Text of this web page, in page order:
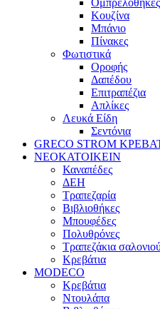
Κουζίνα
Μπάνιο
Πίνακες
Φωτιστικά
Οροφής
Δαπέδου
Επιτραπέζια
Απλίκες
Λευκά Είδη
Σεντόνια
GRECO STROM
ΝΕΟΚΑΤΟΙΚΕΙΝ
Καναπέδες
ΔΕΗ
Τραπεζαρία
Βιβλιοθήκες
Μπουφέδες
Πολυθρόνες
Τραπεζάκια
Κρεβάτια
MODECO
Κρεβάτια
Ντουλάπα